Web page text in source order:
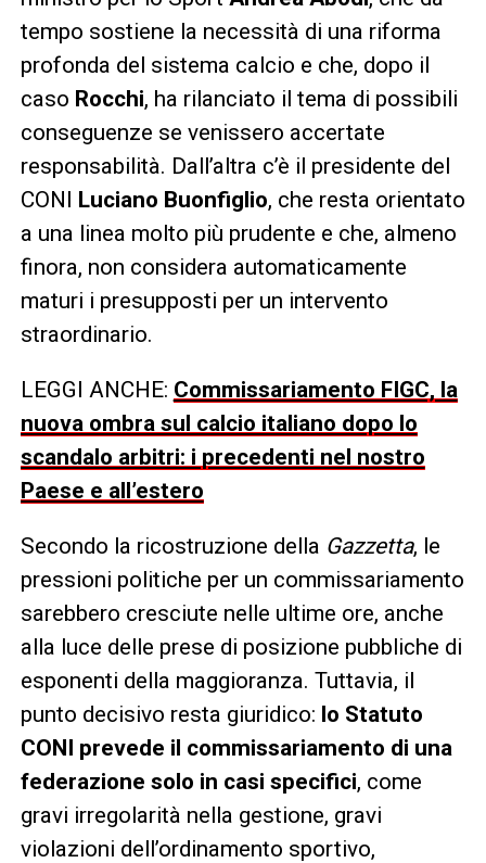
tempo sostiene la necessità di una riforma
profonda del sistema calcio e che, dopo il
caso Rocchi, ha rilanciato il tema di possibili
conseguenze se venissero accertate
responsabilità. Dall’altra c’è il presidente del
CONI Luciano Buonfiglio, che resta orientato
a una linea molto più prudente e che, almeno
finora, non considera automaticamente
maturi i presupposti per un intervento
straordinario.
LEGGI ANCHE: Commissariamento FIGC, la
nuova ombra sul calcio italiano dopo lo
scandalo arbitri: i precedenti nel nostro
Paese e all’estero
Secondo la ricostruzione della Gazzetta, le
pressioni politiche per un commissariamento
sarebbero cresciute nelle ultime ore, anche
alla luce delle prese di posizione pubbliche di
esponenti della maggioranza. Tuttavia, il
punto decisivo resta giuridico: lo Statuto
CONI prevede il commissariamento di una
federazione solo in casi specifici, come
gravi irregolarità nella gestione, gravi
violazioni dell’ordinamento sportivo,